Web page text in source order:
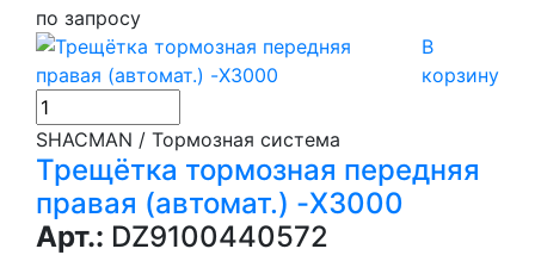
по запросу
В
корзину
SHACMAN / Тормозная система
Трещётка тормозная передняя
правая (автомат.) -X3000
Арт.: DZ9100440572